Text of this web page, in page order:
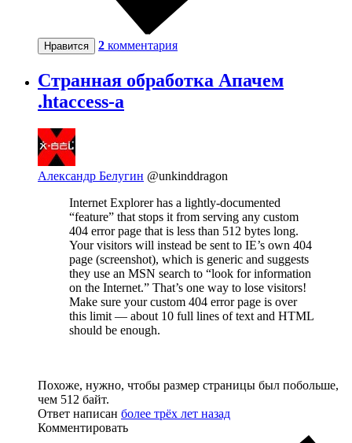
Нравится 2 комментария
Странная обработка Апачем
.htaccess-а
Александр Белугин @unkinddragon
Internet Explorer has a lightly-documented
“feature” that stops it from serving any custom
404 error page that is less than 512 bytes long.
Your visitors will instead be sent to IE’s own 404
page (screenshot), which is generic and suggests
they use an MSN search to “look for information
on the Internet.” That’s one way to lose visitors!
Make sure your custom 404 error page is over
this limit — about 10 full lines of text and HTML
should be enough.
Похоже, нужно, чтобы размер страницы был побольше,
чем 512 байт.
Ответ написан более трёх лет назад
Комментировать